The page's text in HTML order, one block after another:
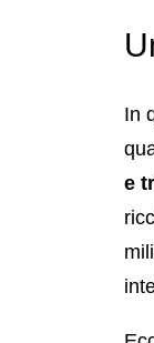
In
e